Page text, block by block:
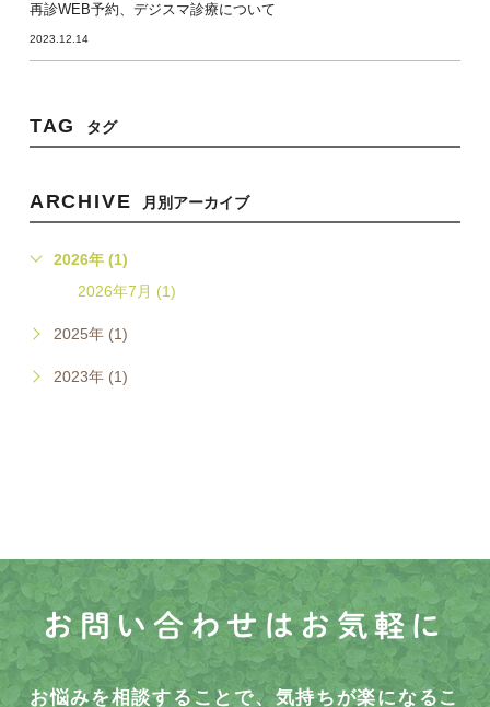
再診WEB予約、デジスマ診療について
2023.12.14
TAG タグ
ARCHIVE 月別アーカイブ
2026年 (1)
2026年7月 (1)
2025年 (1)
2023年 (1)
お問い合わせはお気軽に
お悩みを相談することで、気持ちが楽になるこ